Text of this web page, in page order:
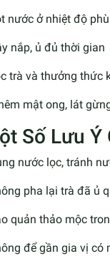
nước ở nhiệt độ
nắp, ủ đủ thời gian
trà và thưởng thức
mật ong, lát
Số Lưu Ý
nước lọc, tránh
pha lại trà đã ủ
quản thảo mộc
để gần gia vị có